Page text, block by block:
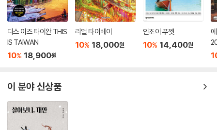
디스 이즈 타이완 THIS
IS TAIWAN
10% 18,900원
리얼 타이베이
10% 18,000원
인조이 푸껫
10% 14,400원
이 분야 신상품